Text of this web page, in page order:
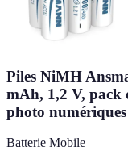
Piles NiMH
mAh, 1,2 V, pack
photo numériques
Batterie Mobile